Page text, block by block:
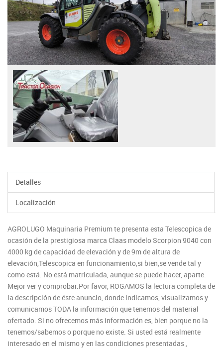
Detalles
Localización
AGROLUGO Maquinaria Premium te presenta esta Telescopica de
ocasión de la prestigiosa marca Claas modelo Scorpion 9040 con
4000 kg de capacidad de elevación y de 9m de altura de
elevación,Telescopica en funcionamiento,si bien,se vende tal y
como está. No está matriculada, aunque se puede hacer, aparte.
Mejor ver y comprobar.Por favor, ROGAMOS la lectura completa de
la descripción de éste anuncio, donde indicamos, visualizamos y
comunicamos TODA la información que tenemos del material
ofertado. Si no ofrecemos más información es, bien porque no la
tenemos/sabemos o porque no existe. Si usted está realmente
interesado en el mismo y en las condiciones presentadas ,